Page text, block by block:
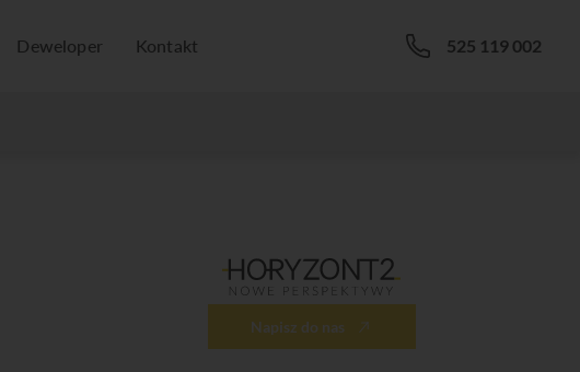
Deweloper Kontakt 525 119 002
Napisz do nas